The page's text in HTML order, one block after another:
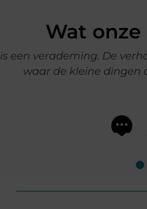
Wat onze
mee naar een andere
hebben."